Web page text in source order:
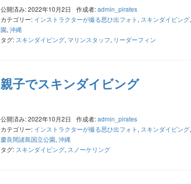
公開済み: 2022年10月2日 作成者:admin_pirates
カテゴリー: インストラクターが撮る思ひ出フォト , スキンダイビング,
園, 沖縄
タグ: スキンダイビング, マリンスタッフ, リーダーフィン
親子でスキンダイビング
公開済み: 2022年10月2日 作成者:admin_pirates
カテゴリー: インストラクターが撮る思ひ出フォト , スキンダイビング,
慶良間諸島国立公園, 沖縄
タグ: スキンダイビング, スノーケリング